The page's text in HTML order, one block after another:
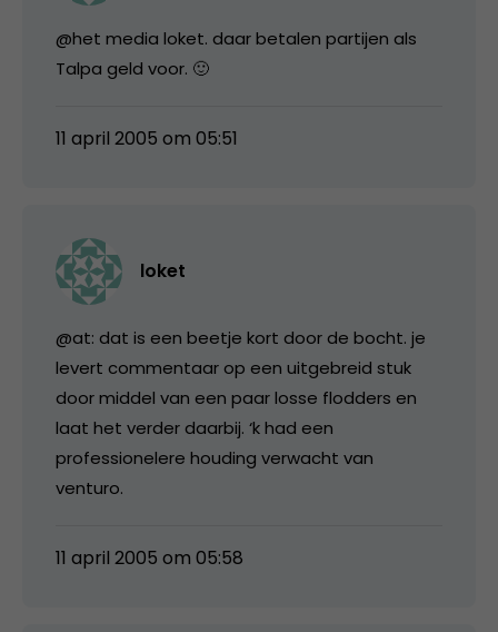
@het media loket. daar betalen partijen als
Talpa geld voor. 🙂
11 april 2005 om 05:51
loket
@at: dat is een beetje kort door de bocht. je
levert commentaar op een uitgebreid stuk
door middel van een paar losse flodders en
laat het verder daarbij. ‘k had een
professionelere houding verwacht van
venturo.
11 april 2005 om 05:58